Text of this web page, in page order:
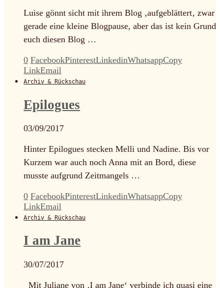
Luise gönnt sicht mit ihrem Blog ‚aufgeblättert‚ zwar
gerade eine kleine Blogpause, aber das ist kein Grund
euch diesen Blog …
0 FacebookPinterestLinkedinWhatsappCopy
LinkEmail
Archiv & Rückschau
Epilogues
03/09/2017
Hinter Epilogues stecken Melli und Nadine. Bis vor
Kurzem war auch noch Anna mit an Bord, diese
musste aufgrund Zeitmangels …
0 FacebookPinterestLinkedinWhatsappCopy
LinkEmail
Archiv & Rückschau
I am Jane
30/07/2017
Mit Juliane von ‚I am Jane‘ verbinde ich quasi eine